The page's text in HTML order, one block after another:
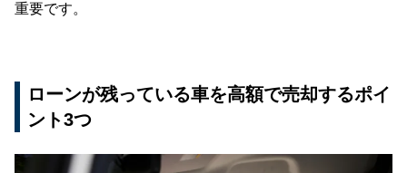
重要です。
ローンが残っている車を高額で売却するポイ
ント3つ